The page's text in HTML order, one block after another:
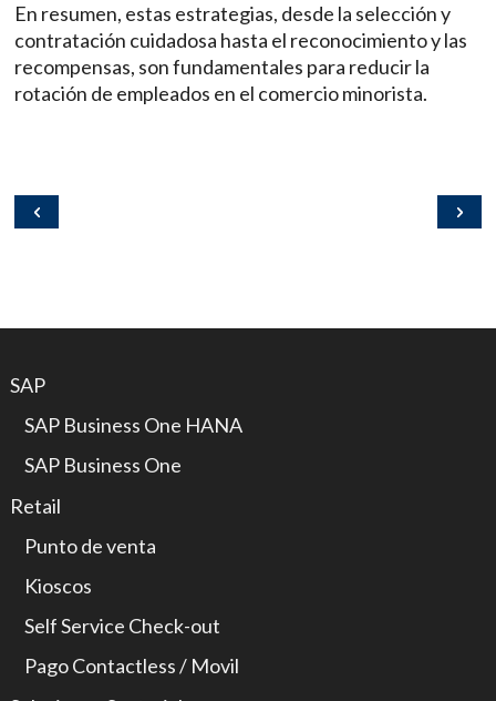
En resumen, estas estrategias, desde la selección y
contratación cuidadosa hasta el reconocimiento y las
recompensas, son fundamentales para reducir la
rotación de empleados en el comercio minorista.
SAP
SAP Business One HANA
SAP Business One
Retail
Punto de venta
Kioscos
Self Service Check-out
Pago Contactless / Movil